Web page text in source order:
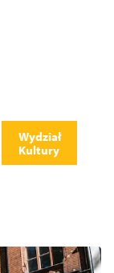
Wydział
Kultury